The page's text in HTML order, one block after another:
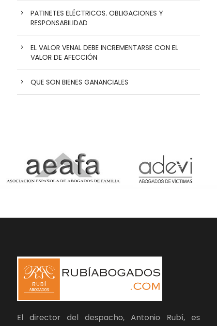
PATINETES ELÉCTRICOS. OBLIGACIONES Y
RESPONSABILIDAD
EL VALOR VENAL DEBE INCREMENTARSE CON EL
VALOR DE AFECCIÓN
QUE SON BIENES GANANCIALES
El director del despacho, Antonio Rubí, es